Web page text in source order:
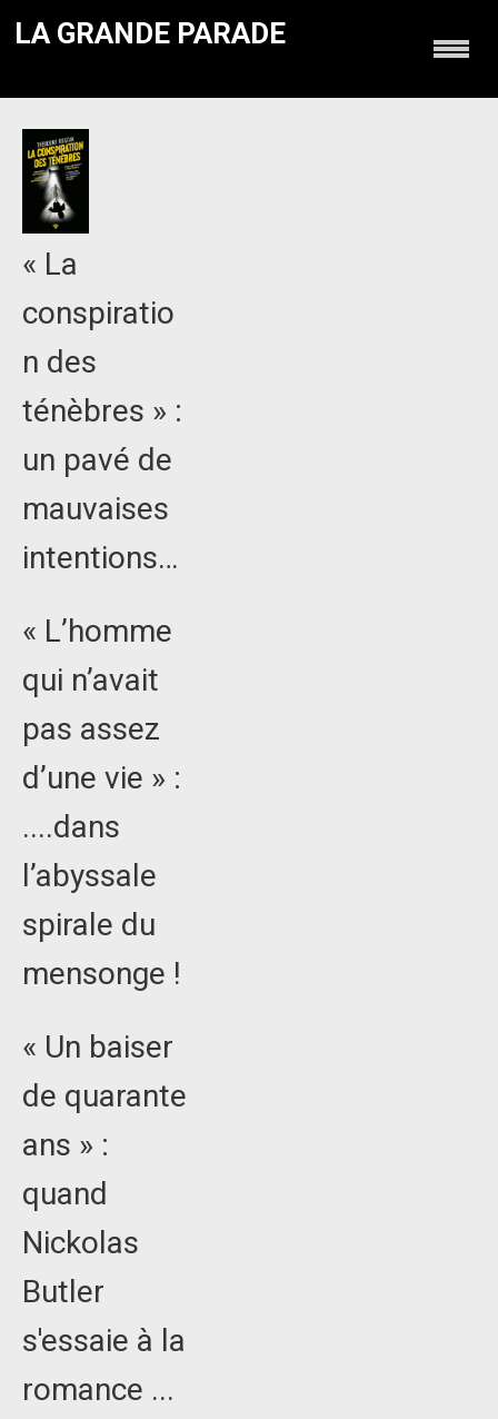
LA GRANDE PARADE
« La
conspiratio
n des
ténèbres » :
un pavé de
mauvaises
intentions…
« L’homme
qui n’avait
pas assez
d’une vie » :
....dans
l’abyssale
spirale du
mensonge !
« Un baiser
de quarante
ans » :
quand
Nickolas
Butler
s'essaie à la
romance ...